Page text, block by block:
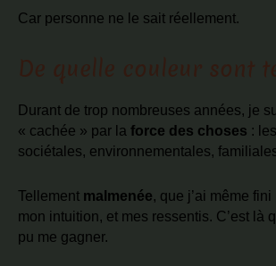
Car personne ne le sait réellement.
Durant de trop nombreuses années, je
« cachée » par la force des choses :
sociétales, environnementales,
Tellement malmenée, que j’ai même
mon intuition, et mes ressentis. C’est là
pu me gagner.